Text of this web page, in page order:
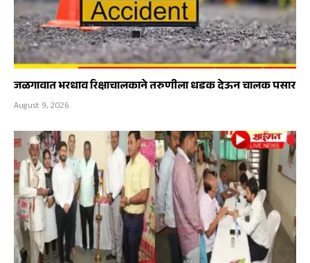
जळगावात भरधाव रिक्षाचालकाने तरुणीला धडक देऊन चालक पसार
August 9, 2026